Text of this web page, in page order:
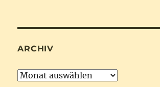
ARCHIV
Archiv